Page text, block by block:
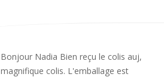
Merci infiniment, c’est magnifique 😍
d’avoir pris le temps de me répondre.